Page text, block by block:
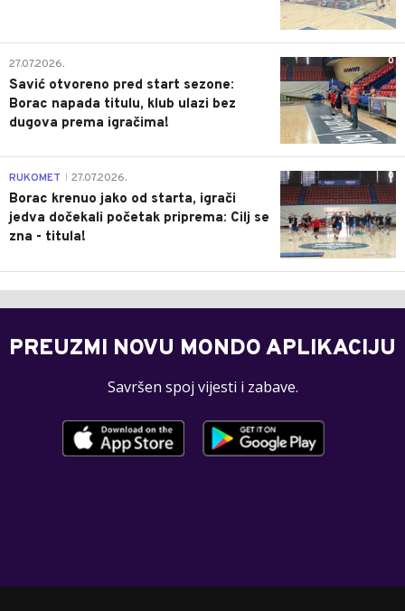
0
27.07.2026.
Savić otvoreno pred start sezone:
Borac napada titulu, klub ulazi bez
dugova prema igračima!
0
RUKOMET 27.07.2026.
Borac krenuo jako od starta, igrači
jedva dočekali početak priprema: Cilj se
zna - titula!
PREUZMI NOVU MONDO APLIKACIJU
Savršen spoj vijesti i zabave.